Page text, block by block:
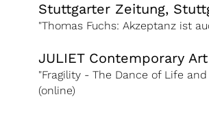
Stuttgarter Zeitung,
"Thomas Fuchs: Akzeptanz ist
JULIET Contemporary
"Fragility - The Dance of Life
(online)